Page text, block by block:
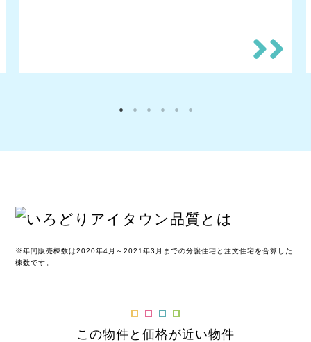
※年間販売棟数は2020年4月～2021年3月までの分譲住宅と注文住宅を合算した
棟数です。
この物件と価格が近い物件